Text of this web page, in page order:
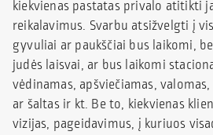
kiekvienas pastatas privalo atitikti
reikalavimus. Svarbu atsižvelgti į
gyvuliai ar paukščiai bus laikomi,
judės laisvai, ar bus laikomi
vėdinamas, apšviečiamas,
ar šaltas ir kt. Be to, kiekvienas
vizijas, pageidavimus, į kuriuos